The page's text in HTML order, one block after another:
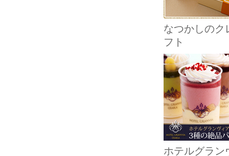
なつかしのク
フト
ホテルグラン